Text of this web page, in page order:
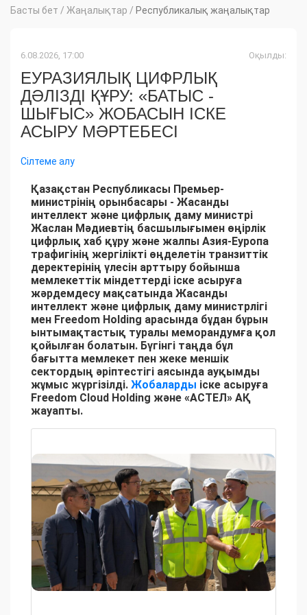
Басты бет / Жаңалықтар / Республикалық жаңалықтар
6.08.2026, 17:00 Оқылды:
ЕУРАЗИЯЛЫҚ ЦИФРЛЫҚ
ДӘЛІЗДІ ҚҰРУ: «БАТЫС -
ШЫҒЫС» ЖОБАСЫН ІСКЕ
АСЫРУ МӘРТЕБЕСІ
Сілтеме алу
Қазақстан Республикасы Премьер-
министрінің орынбасары - Жасанды
интеллект және цифрлық даму министрі
Жаслан Мәдиевтің басшылығымен өңірлік
цифрлық хаб құру және жалпы Азия-Еуропа
трафигінің жергілікті өңделетін транзиттік
деректерінің үлесін арттыру бойынша
мемлекеттік міндеттерді іске асыруға
жәрдемдесу мақсатында Жасанды
интеллект және цифрлық даму министрлігі
мен Freedom Holding арасында бұдан бұрын
ынтымақтастық туралы меморандумға қол
қойылған болатын. Бүгінгі таңда бұл
бағытта мемлекет пен жеке меншік
сектордың әріптестігі аясында ауқымды
жұмыс жүргізілді. Жобаларды іске асыруға
Freedom Cloud Holding және «АСТЕЛ» АҚ
жауапты.